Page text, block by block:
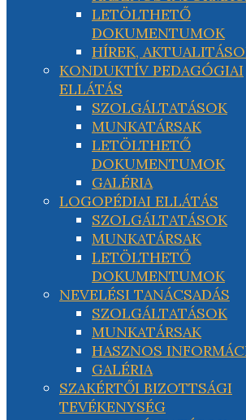
LETÖLTHETŐ
DOKUMENTUMOK
HÍREK,
KONDUKTÍV PEDAGÓGIAI
ELLÁTÁS
SZOLGÁLTATÁSOK
MUNKATÁRSAK
LETÖLTHETŐ
DOKUMENTUMOK
GALÉRIA
LOGOPÉDIAI ELLÁTÁS
SZOLGÁLTATÁSOK
MUNKATÁRSAK
LETÖLTHETŐ
DOKUMENTUMOK
NEVELÉSI TANÁCSADÁS
SZOLGÁLTATÁSOK
MUNKATÁRSAK
HASZNOS
GALÉRIA
SZAKÉRTŐI BIZOTTSÁGI
TEVÉKENYSÉG